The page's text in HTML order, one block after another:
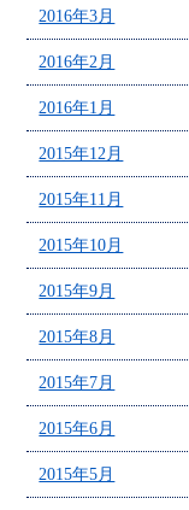
2016年3月
2016年2月
2016年1月
2015年12月
2015年11月
2015年10月
2015年9月
2015年8月
2015年7月
2015年6月
2015年5月